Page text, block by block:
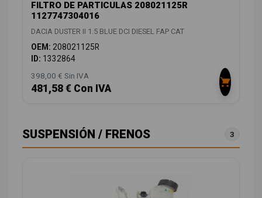
FILTRO DE PARTICULAS 208021125R
1127747304016
DACIA DUSTER II 1.5 BLUE DCI DIESEL FAP CAT
OEM: 208021125R
ID: 1332864
398,00 € Sin IVA
481,58 € Con IVA
SUSPENSIÓN / FRENOS 3